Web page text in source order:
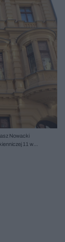
Nowacki
11 w
temat, o